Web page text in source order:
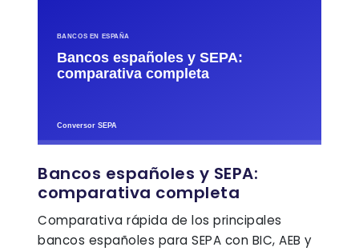
Bancos españoles y SEPA:
comparativa completa
Comparativa rápida de los principales
bancos españoles para SEPA con BIC, AEB y